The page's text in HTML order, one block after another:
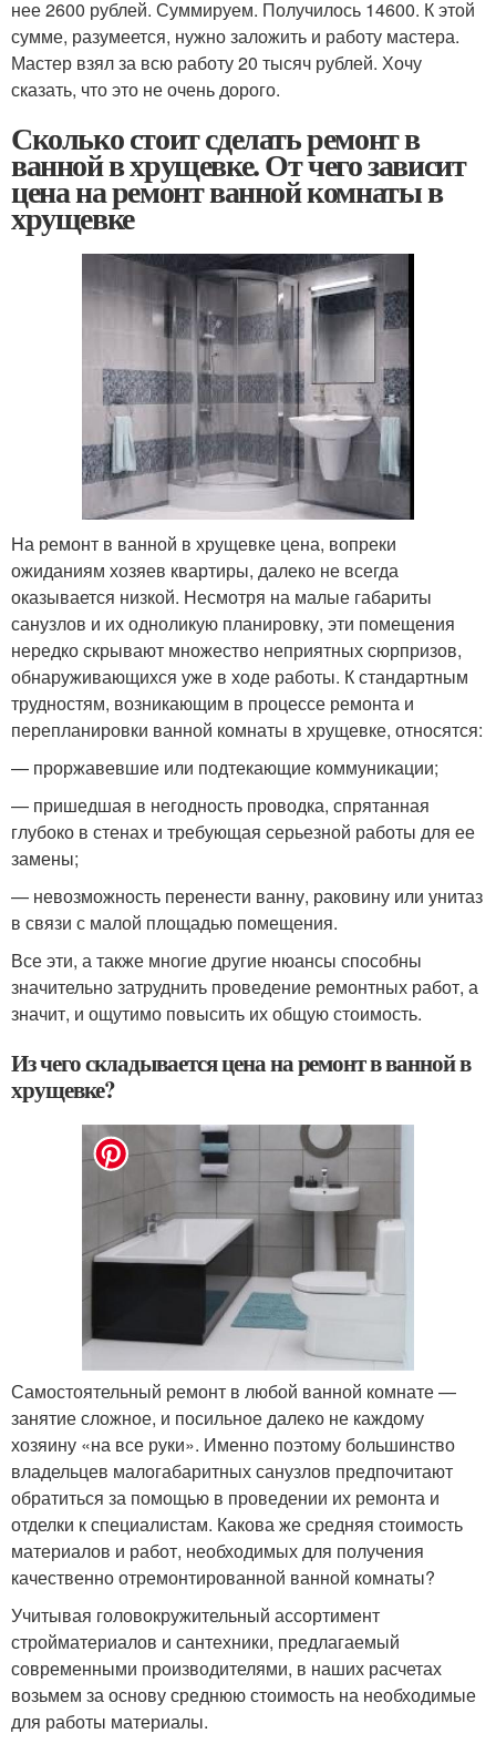
нее 2600 рублей. Суммируем. Получилось 14600. К этой
сумме, разумеется, нужно заложить и работу мастера.
Мастер взял за всю работу 20 тысяч рублей. Хочу
сказать, что это не очень дорого.
Сколько стоит сделать ремонт в
ванной в хрущевке. От чего зависит
цена на ремонт ванной комнаты в
хрущевке
На ремонт в ванной в хрущевке цена, вопреки
ожиданиям хозяев квартиры, далеко не всегда
оказывается низкой. Несмотря на малые габариты
санузлов и их одноликую планировку, эти помещения
нередко скрывают множество неприятных сюрпризов,
обнаруживающихся уже в ходе работы. К стандартным
трудностям, возникающим в процессе ремонта и
перепланировки ванной комнаты в хрущевке, относятся:
— проржавевшие или подтекающие коммуникации;
— пришедшая в негодность проводка, спрятанная
глубоко в стенах и требующая серьезной работы для ее
замены;
— невозможность перенести ванну, раковину или унитаз
в связи с малой площадью помещения.
Все эти, а также многие другие нюансы способны
значительно затруднить проведение ремонтных работ, а
значит, и ощутимо повысить их общую стоимость.
Из чего складывается цена на ремонт в ванной в
хрущевке?
Самостоятельный ремонт в любой ванной комнате —
занятие сложное, и посильное далеко не каждому
хозяину «на все руки». Именно поэтому большинство
владельцев малогабаритных санузлов предпочитают
обратиться за помощью в проведении их ремонта и
отделки к специалистам. Какова же средняя стоимость
материалов и работ, необходимых для получения
качественно отремонтированной ванной комнаты?
Учитывая головокружительный ассортимент
стройматериалов и сантехники, предлагаемый
современными производителями, в наших расчетах
возьмем за основу среднюю стоимость на необходимые
для работы материалы.